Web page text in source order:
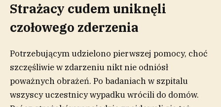
Strażacy cudem uniknęli
czołowego zderzenia
Potrzebującym udzielono pierwszej pomocy, choć
szczęśliwie w zdarzeniu nikt nie odniósł
poważnych obrażeń. Po badaniach w szpitalu
wszyscy uczestnicy wypadku wrócili do domów.